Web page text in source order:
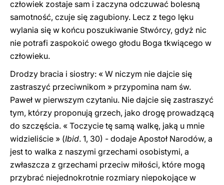
człowiek zostaje sam i zaczyna odczuwać bolesną
samotność, czuje się zagubiony. Lecz z tego lęku
wylania się w końcu poszukiwanie Stwórcy, gdyż nic
nie potrafi zaspokoić owego głodu Boga tkwiącego w
człowieku.
Drodzy bracia i siostry: « W niczym nie dajcie się
zastraszyć przeciwnikom » przypomina nam św.
Paweł w pierwszym czytaniu. Nie dajcie się zastraszyć
tym, którzy proponują grzech, jako drogę prowadzącą
do szczęścia. « Toczycie tę samą walkę, jaką u mnie
widzieliście » (Ibid. 1, 30) - dodaje Apostoł Narodów, a
jest to walka z naszymi grzechami osobistymi, a
zwłaszcza z grzechami przeciw miłości, które mogą
przybrać niejednokrotnie rozmiary niepokojące w